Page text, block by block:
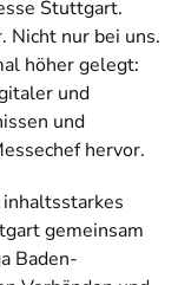
Stuttgart.
Nicht nur bei uns.
höher gelegt:
und
und
hervor.
gemeinsam
Baden-